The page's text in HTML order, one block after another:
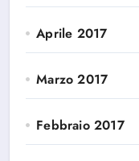
Aprile 2017
Marzo 2017
Febbraio 2017